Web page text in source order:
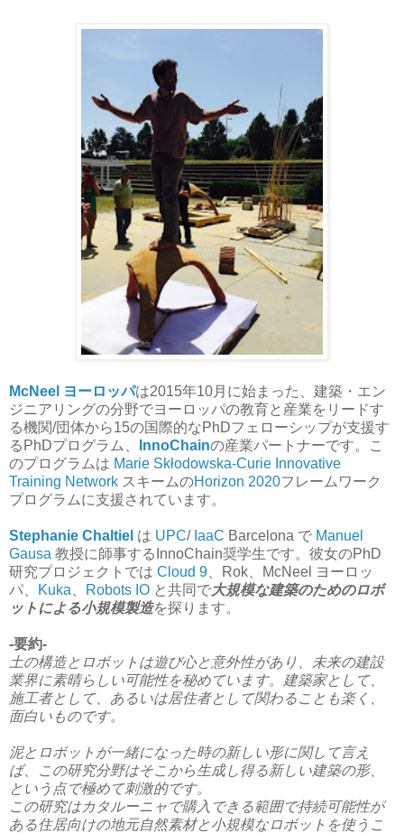
McNeel ヨーロッパは2015年10月に始まった、建築・エン
ジニアリングの分野でヨーロッパの教育と産業をリードす
る機関/団体から15の国際的なPhDフェローシップが支援す
るPhDプログラム、
InnoChainの産業パートナーです。
こ
のプログラムは Marie Skłodowska-Curie Innovative
Training Network スキームのHorizon 2020フレームワーク
プログラムに支援されています。
Stephanie Chaltiel は UPC/ IaaC Barcelona で Manuel
Gausa 教授に師事するInnoChain奨学生です。彼女のPhD
研究プロジェクトでは Cloud 9 、Rok、McNeel ヨーロッ
パ、
Kuka Robots IO と共同で大規模な建築のためのロボ
ットによる小規模製造を探ります。
-要約-
土の構造とロボットは遊び心と意外性があり、未来の建設
業界に素晴らしい可能性を秘めています。
建築家として、
施工者として、あるいは居住者として関わることも楽く、
面白いものです。
泥とロボットが一緒になった時の新しい形に関して言え
ば、この研究分野はそこから生成し得る新しい建築の形、
という点で極めて刺激的です。
この研究はカタルーニャで購入できる範囲で持続可能性が
ある住居向けの地元自然素材と小規模なロボットを使うこ